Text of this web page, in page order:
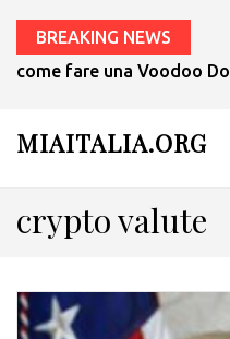
BREAKING NEWS
come fare una Voodoo
MIAITALIA.ORG
crypto valute